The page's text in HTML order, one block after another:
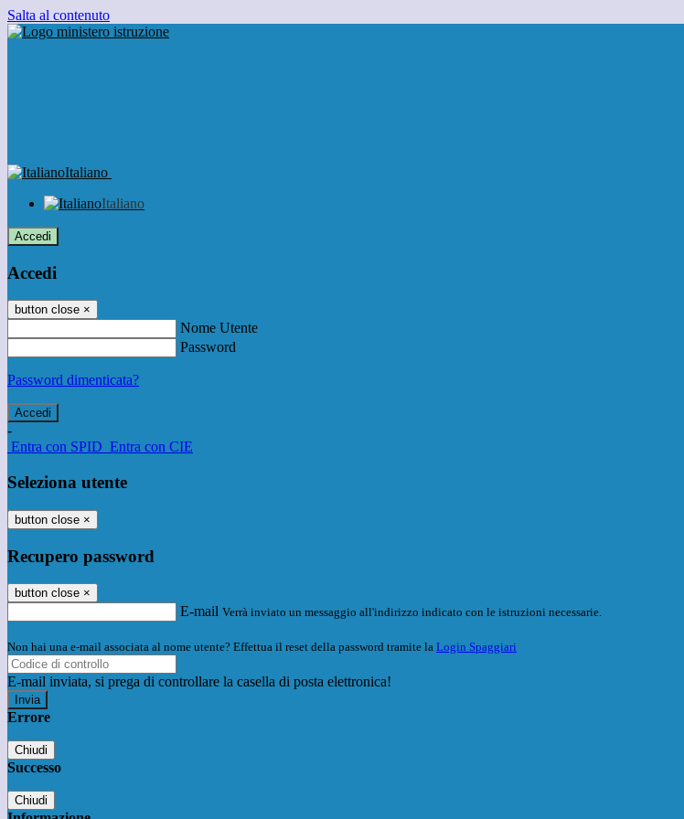
Salta al contenuto
Italiano
Italiano
Accedi
Accedi
button close ×
Nome Utente
Password
Password dimenticata?
-
Entra con SPID Entra con CIE
Seleziona utente
button close ×
Recupero password
button close ×
E-mail Verrà inviato un messaggio all'indirizzo indicato con le istruzioni necessarie.
Non hai una e-mail associata al nome utente? Effettua il reset della password tramite la Login Spaggiari
E-mail inviata, si prega di controllare la casella di posta elettronica!
Errore
Chiudi
Successo
Chiudi